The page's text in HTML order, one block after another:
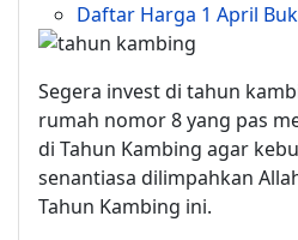
Daftar Harga 1 April
Segera invest di tahun
rumah nomor 8 yang pas
di Tahun Kambing agar
senantiasa dilimpahkan
Tahun Kambing ini.